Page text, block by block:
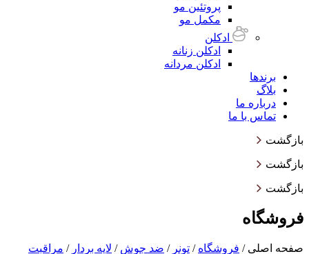
پروتئین مو
مکمل مو
ادکلن
ادکلن زنانه
ادکلن مردانه
برندها
بلاگ
درباره ما
تماس با ما
بازگشت
بازگشت
بازگشت
فروشگاه
صفحه اصلی / فروشگاه / تونر / ‌ضد جوش / لایه بردار / مراقبت